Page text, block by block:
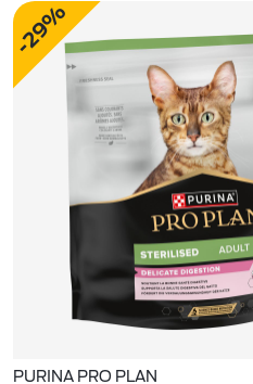
-29%
PURINA PRO PLAN